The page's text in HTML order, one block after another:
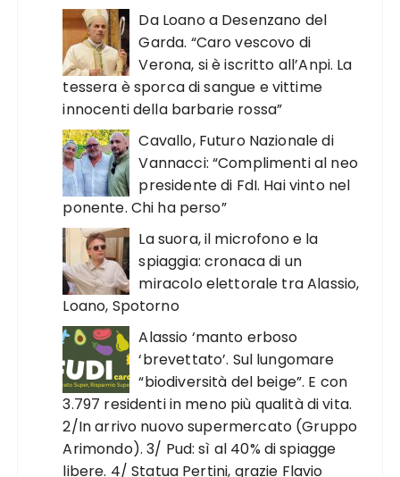
Da Loano a Desenzano del
Garda. “Caro vescovo di
Verona, si è iscritto all’Anpi. La
tessera è sporca di sangue e vittime
innocenti della barbarie rossa”
Cavallo, Futuro Nazionale di
Vannacci: “Complimenti al neo
presidente di FdI. Hai vinto nel
ponente. Chi ha perso”
La suora, il microfono e la
spiaggia: cronaca di un
miracolo elettorale tra Alassio,
Loano, Spotorno
Alassio ‘manto erboso
‘brevettato’. Sul lungomare
“biodiversità del beige”. E con
3.797 residenti in meno più qualità di vita.
2/In arrivo nuovo supermercato (Gruppo
Arimondo). 3/ Pud: sì al 40% di spiagge
libere. 4/ Statua Pertini, grazie Flavio